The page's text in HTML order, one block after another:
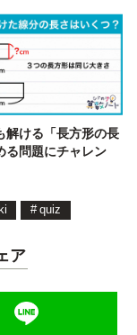
解ける「長方形の長
る問題にチャレン
# quiz
ア